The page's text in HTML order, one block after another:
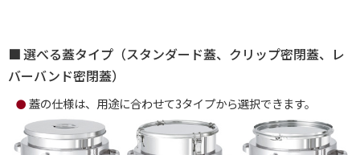
選べる蓋タイプ（スタンダード蓋、クリップ密閉蓋、レ
バーバンド密閉蓋）
● 蓋の仕様は、用途に合わせて3タイプから選択できます。